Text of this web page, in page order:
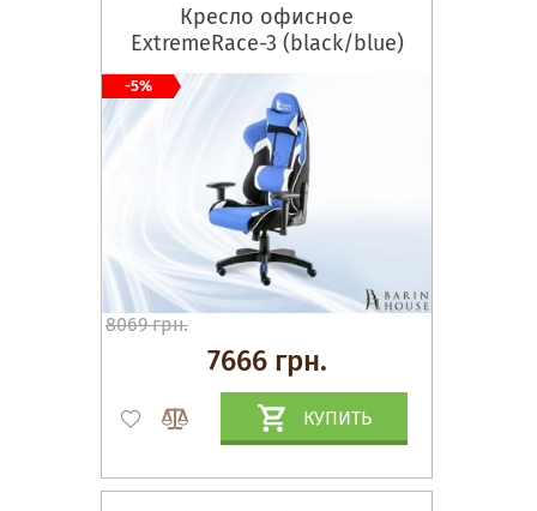
Кресло офисное
ExtremeRace-3 (black/bluе)
8069 грн.
7666 грн.
КУПИТЬ
-5%